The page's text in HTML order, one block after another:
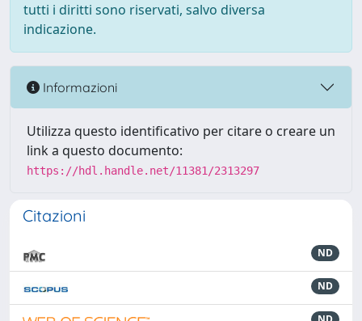
tutti i diritti sono riservati, salvo diversa
indicazione.
Informazioni
Utilizza questo identificativo per citare o creare un
link a questo documento:
https://hdl.handle.net/11381/2313297
Citazioni
ND
ND